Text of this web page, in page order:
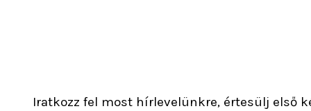
Iratkozz fel most hírlevelünkre, értesülj első